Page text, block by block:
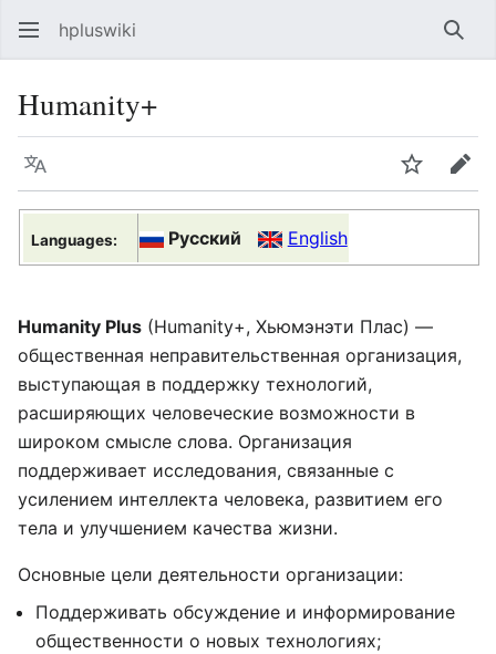
hpluswiki
Humanity+
Язык Следить
Languages: Русский English
Humanity Plus (Humanity+, Хьюмэнэти Плас) —
общественная неправительственная организация,
выступающая в поддержку технологий,
расширяющих человеческие возможности в
широком смысле слова. Организация
поддерживает исследования, связанные с
усилением интеллекта человека, развитием его
тела и улучшением качества жизни.
Основные цели деятельности организации:
Поддерживать обсуждение и информирование
общественности о новых технологиях;